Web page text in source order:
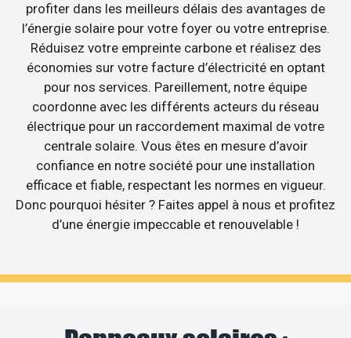
profiter dans les meilleurs délais des avantages de
l’énergie solaire pour votre foyer ou votre entreprise.
Réduisez votre empreinte carbone et réalisez des
économies sur votre facture d’électricité en optant
pour nos services. Pareillement, notre équipe
coordonne avec les différents acteurs du réseau
électrique pour un raccordement maximal de votre
centrale solaire. Vous êtes en mesure d’avoir
confiance en notre société pour une installation
efficace et fiable, respectant les normes en vigueur.
Donc pourquoi hésiter ? Faites appel à nous et profitez
d’une énergie impeccable et renouvelable !